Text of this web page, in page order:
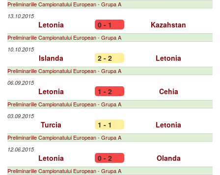
Preliminariile Campionatului European - Grupa A
13.10.2015
Letonia 0 - 1 Kazahstan
Preliminariile Campionatului European - Grupa A
10.10.2015
Islanda 2 - 2 Letonia
Preliminariile Campionatului European - Grupa A
06.09.2015
Letonia 1 - 2 Cehia
Preliminariile Campionatului European - Grupa A
03.09.2015
Turcia 1 - 1 Letonia
Preliminariile Campionatului European - Grupa A
12.06.2015
Letonia 0 - 2 Olanda
Preliminariile Campionatului European - Grupa A